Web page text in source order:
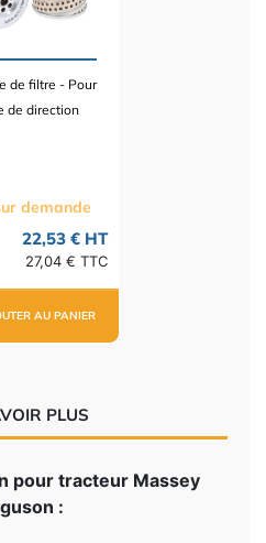
de filtre - Pour
de direction
demande
22,53 € HT
27,04 € TTC
AU PANIER
PLUS
pour tracteur Massey
: